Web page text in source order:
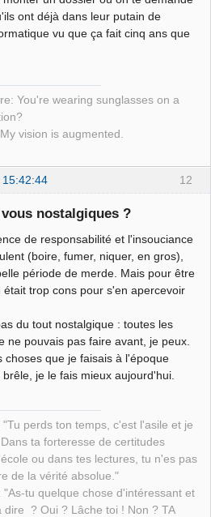
ont déjà dans leur putain de
vu que ça fait cinq ans que
You're wearing sunglasses on a
vision is augmented.
12
nostalgiques ?
de responsabilité et l'insouciance
(boire, fumer, niquer, en gros),
période de merde. Mais pour être
était trop cons pour s'en apercevoir
du tout nostalgique : toutes les
ne pouvais pas faire avant, je peux.
choses que je faisais à l'époque
je le fais mieux aujourd'hui.
"Tu perds ton temps, c'est l'asile et je
ta forteresse de certitudes
ou dans tes lectures, tu n'es pas
de la vérité absolue."
"As-tu quelque chose d'intéressant et
dire ? Oui ? Lâche toi ! Non ? TA